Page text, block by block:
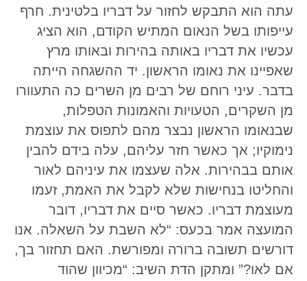
עתה הוא התבקש לחזור על דבריו בלטינית. חרף
עייפותו בשל הנאום המתיש הקודם, הוא הציג
עכשיו את דבריו באותה בהירות ובאותו מרץ
שאפיינו את נאומו הראשון. יד ההשגחה הייתה
בדבר. עיני רוחם של רבים מן השרים כה התעוורו
מן השקרים, הטעויות והאמונות הטפלות,
שבנאומו הראשון נבצר מהם לתפוס את עוצמת
נימוקיו; אך כאשר חזר עליהם, עלה בידם להבין
אותם בבהירות. אלה שעצמו את עיניהם לאור
והחליטו בנחישות שלא לקבל את האמת, זעמו
מעוצמת דבריו. כאשר סיים את דבריו, דובר
המועצה אמר בכעס: “לא השבת על השאלה. אנו
דורשים תשובה ברורה ומפורשת. האם תחזור בך,
אם לאו?” ומתקן הדת השיב: “מכיוון שהוד